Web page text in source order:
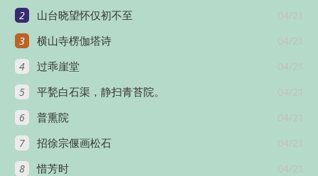
会
十
首
2 04/21
山台晓望怀仅初不至
3 04/21
横山寺楞伽塔诗
4 04/21
过乖崖堂
5 04/21
平甃白石渠，静扫青苔院。
6 04/21
普熏院
7 04/21
招徐宗偃画松石
8 04/21
惜芳时